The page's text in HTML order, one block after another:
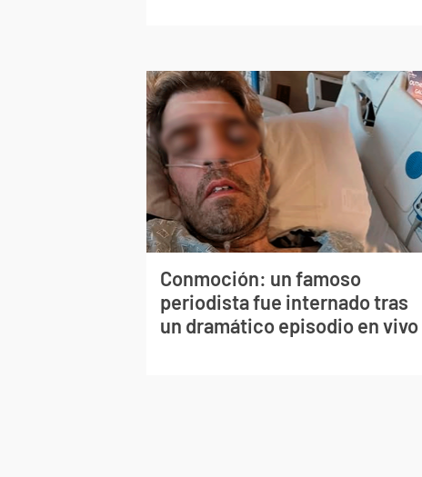
Conmoción: un famoso
periodista fue internado tras
un dramático episodio en vivo